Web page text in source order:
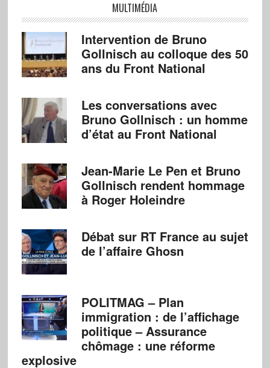
MULTIMÉDIA
Intervention de Bruno
Gollnisch au colloque des 50
ans du Front National
Les conversations avec
Bruno Gollnisch : un homme
d’état au Front National
Jean-Marie Le Pen et Bruno
Gollnisch rendent hommage
à Roger Holeindre
Débat sur RT France au sujet
de l’affaire Ghosn
POLITMAG – Plan
immigration : de l’affichage
politique – Assurance
chômage : une réforme
explosive